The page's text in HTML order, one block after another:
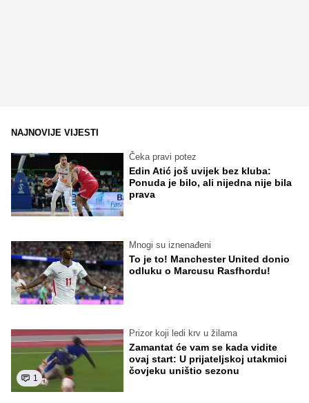
NAJNOVIJE VIJESTI
Čeka pravi potez
Edin Atić još uvijek bez kluba:
Ponuda je bilo, ali nijedna nije bila
prava
Mnogi su iznenađeni
To je to! Manchester United donio
odluku o Marcusu Rasfhordu!
1
Prizor koji ledi krv u žilama
Zamantat će vam se kada vidite
ovaj start: U prijateljskoj utakmici
čovjeku uništio sezonu